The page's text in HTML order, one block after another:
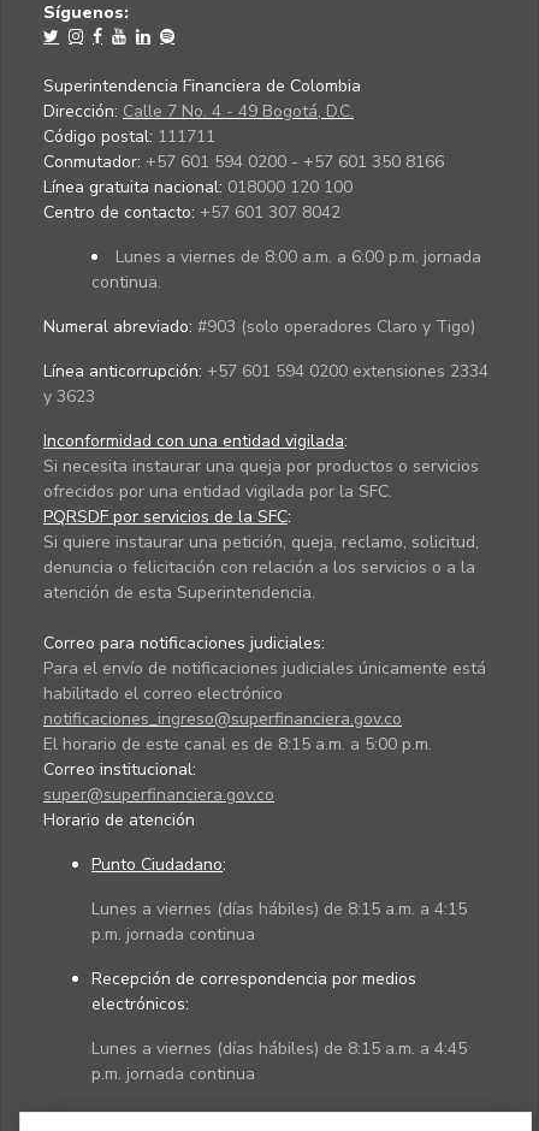
Síguenos:
Superintendencia Financiera de Colombia
Dirección: Calle 7 No. 4 - 49 Bogotá, D.C.
Código postal: 111711
Conmutador: +57 601 594 0200 - +57 601 350 8166
Línea gratuita nacional: 018000 120 100
Centro de contacto: +57 601 307 8042
Lunes a viernes de 8:00 a.m. a 6:00 p.m. jornada
continua.
Numeral abreviado: #903 (solo operadores Claro y Tigo)
Línea anticorrupción: +57 601 594 0200 extensiones 2334
y 3623
Inconformidad con una entidad vigilada:
Si necesita instaurar una queja por productos o servicios
ofrecidos por una entidad vigilada por la SFC.
PQRSDF por servicios de la SFC:
Si quiere instaurar una petición, queja, reclamo, solicitud,
denuncia o felicitación con relación a los servicios o a la
atención de esta Superintendencia.
Correo para notificaciones judiciales:
Para el envío de notificaciones judiciales únicamente está
habilitado el correo electrónico
notificaciones_ingreso@superfinanciera.gov.co
El horario de este canal es de 8:15 a.m. a 5:00 p.m.
Correo institucional:
super@superfinanciera.gov.co
Horario de atención
Punto Ciudadano:
Lunes a viernes (días hábiles) de 8:15 a.m. a 4:15
p.m. jornada continua
Recepción de correspondencia por medios
electrónicos:
Lunes a viernes (días hábiles) de 8:15 a.m. a 4:45
p.m. jornada continua